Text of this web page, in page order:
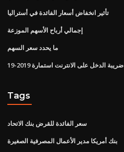
تأثير انخفاض أسعار الفائدة في أستراليا
إجمالي أرباح الأسهم الموزعة
ما يحدد سعر السهم
ضريبة الدخل على الانترنت استمارة 2019-19
Tags
سعر الفائدة للقرض بنك الاتحاد
بنك أمريكا مدير الأعمال المصرفية الصغيرة